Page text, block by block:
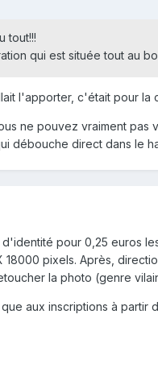
tout!!!
qui est située tout au
l'apporter, c'était pour la
ne pouvez vraiment pas
débouche direct dans le
pour 0,25 euros
18000 pixels. Après,
la photo (genre
aux inscriptions à partir